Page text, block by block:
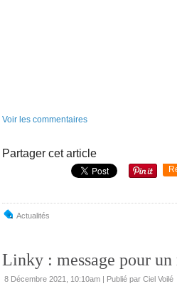
Voir les commentaires
Partager cet article
Actualités
Linky : message pour
8 Décembre 2021, 10:10am | Publié par Ciel Voilé